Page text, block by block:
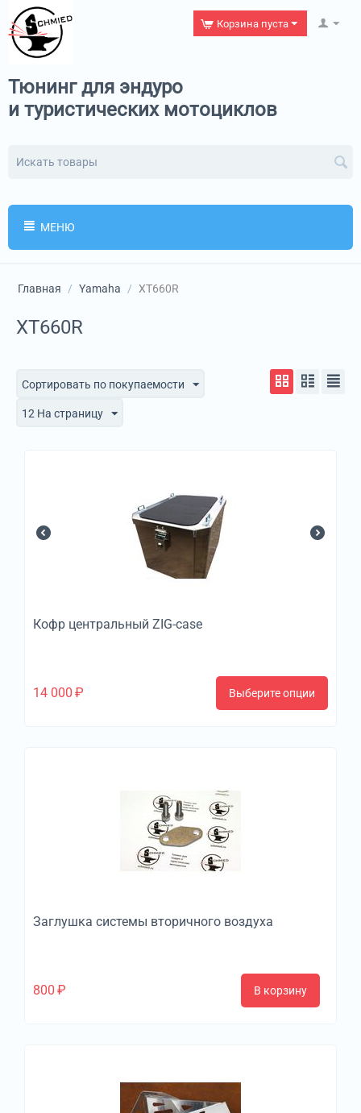
Корзина пуста
Тюнинг для эндуро
и туристических мотоциклов
МЕНЮ
Главная / Yamaha / XT660R
XT660R
Сортировать по покупаемости
12 На страницу
Кофр центральный ZIG-case
14 000 ₽ Выберите опции
Заглушка системы вторичного воздуха
800 ₽ В корзину